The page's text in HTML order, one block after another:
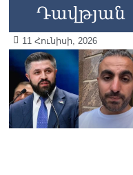
Դավթյան
11 Հունիսի, 2026